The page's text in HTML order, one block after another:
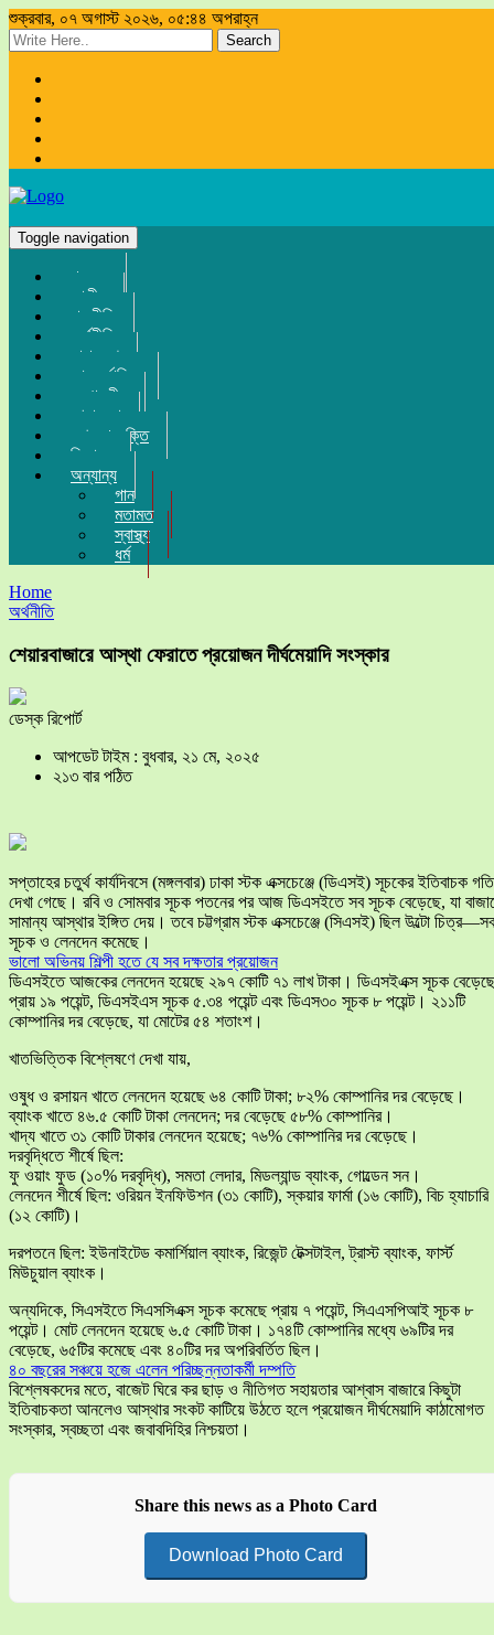
শুক্রবার, ০৭ অগাস্ট ২০২৬, ০৫:৪৪ অপরাহ্ন
Search
Toggle navigation
প্রচ্ছদ
জাতীয়
রাজনীতি
অর্থনীতি
সারা দেশ
আন্তর্জাতিক
সম্পাদকীয়
খেলা-ধুলা
তথ্য-প্রযুক্তি
বিনোদন
অন্যান্য
গান
মতামত
স্বাস্থ্য
ধর্ম
Home
অর্থনীতি
শেয়ারবাজারে আস্থা ফেরাতে প্রয়োজন দীর্ঘমেয়াদি সংস্কার
ডেস্ক রিপোর্ট
আপডেট টাইম : বুধবার, ২১ মে, ২০২৫
২১৩ বার পঠিত
সপ্তাহের চতুর্থ কার্যদিবসে (মঙ্গলবার) ঢাকা স্টক এক্সচেঞ্জে (ডিএসই) সূচকের ইতিবাচক গতি
দেখা গেছে। রবি ও সোমবার সূচক পতনের পর আজ ডিএসইতে সব সূচক বেড়েছে, যা
সামান্য আস্থার ইঙ্গিত দেয়। তবে চট্টগ্রাম স্টক এক্সচেঞ্জে (সিএসই) ছিল উল্টো চিত্র—সব
সূচক ও লেনদেন কমেছে।
ভালো অভিনয় শিল্পী হতে যে সব দক্ষতার প্রয়োজন
ডিএসইতে আজকের লেনদেন হয়েছে ২৯৭ কোটি ৭১ লাখ টাকা। ডিএসইএক্স সূচক বেড়েছে
প্রায় ১৯ পয়েন্ট, ডিএসইএস সূচক ৫.৩৪ পয়েন্ট এবং ডিএস৩০ সূচক ৮ পয়েন্ট। ২১১টি
কোম্পানির দর বেড়েছে, যা মোটের ৫৪ শতাংশ।
খাতভিত্তিক বিশ্লেষণে দেখা যায়,
ওষুধ ও রসায়ন খাতে লেনদেন হয়েছে ৬৪ কোটি টাকা; ৮২% কোম্পানির দর বেড়েছে।
ব্যাংক খাতে ৪৬.৫ কোটি টাকা লেনদেন; দর বেড়েছে ৫৮% কোম্পানির।
খাদ্য খাতে ৩১ কোটি টাকার লেনদেন হয়েছে; ৭৬% কোম্পানির দর বেড়েছে।
দরবৃদ্ধিতে শীর্ষে ছিল:
ফু ওয়াং ফুড (১০% দরবৃদ্ধি), সমতা লেদার, মিডল্যান্ড ব্যাংক, গোল্ডেন সন।
লেনদেন শীর্ষে ছিল: ওরিয়ন ইনফিউশন (৩১ কোটি), স্কয়ার ফার্মা (১৬ কোটি), বিচ হ্যাচারি
(১২ কোটি)।
দরপতনে ছিল: ইউনাইটেড কমার্শিয়াল ব্যাংক, রিজেন্ট টেক্সটাইল, ট্রাস্ট ব্যাংক, ফার্স্ট
মিউচুয়াল ব্যাংক।
অন্যদিকে, সিএসইতে সিএসসিএক্স সূচক কমেছে প্রায় ৭ পয়েন্ট, সিএএসপিআই সূচক ৮
পয়েন্ট। মোট লেনদেন হয়েছে ৬.৫ কোটি টাকা। ১৭৪টি কোম্পানির মধ্যে ৬৯টির দর
বেড়েছে, ৬৫টির কমেছে এবং ৪০টির দর অপরিবর্তিত ছিল।
৪০ বছরের সঞ্চয়ে হজে এলেন পরিচ্ছন্নতাকর্মী দম্পতি
বিশ্লেষকদের মতে, বাজেট ঘিরে কর ছাড় ও নীতিগত সহায়তার আশ্বাস বাজারে কিছুটা
ইতিবাচকতা আনলেও আস্থার সংকট কাটিয়ে উঠতে হলে প্রয়োজন দীর্ঘমেয়াদি কাঠামোগত
সংস্কার, স্বচ্ছতা এবং জবাবদিহির নিশ্চয়তা।
Share this news as a Photo Card
Download Photo Card